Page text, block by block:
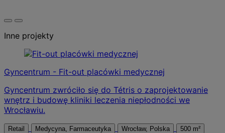
Inne projekty
Gyncentrum - Fit-out placówki medycznej
Gyncentrum zwróciło się do Tétris o zaprojektowanie
wnętrz i budowę kliniki leczenia niepłodności we
Wrocławiu.
Retail Medycyna, Farmaceutyka Wrocław, Polska 500 m²